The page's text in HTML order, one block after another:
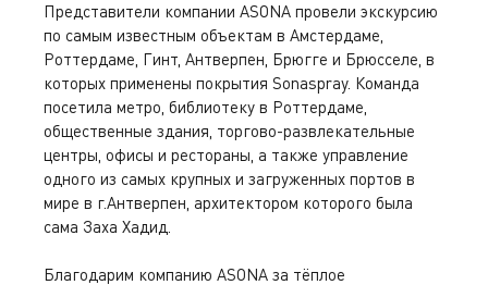
Представители компании ASONA провели экскурсию
по самым известным объектам в Амстердаме,
Роттердаме, Гинт, Антверпен, Брюгге и Брюсселе, в
которых применены покрытия Sonaspray. Команда
посетила метро, библиотеку в Роттердаме,
общественные здания, торгово-развлекательные
центры, офисы и рестораны, а также управление
одного из самых крупных и загруженных портов в
мире в г.Антверпен, архитектором которого была
сама Заха Хадид.
Благодарим компанию ASONA за тёплое